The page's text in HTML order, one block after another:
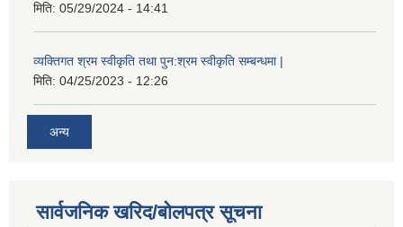
मिति: 05/29/2024 - 14:41
व्यक्तिगत श्रम स्वीकृति तथा पुन:श्रम स्वीकृति सम्बन्धमा |
मिति: 04/25/2023 - 12:26
अन्य
सार्वजनिक खरिद/बोलपत्र सूचना